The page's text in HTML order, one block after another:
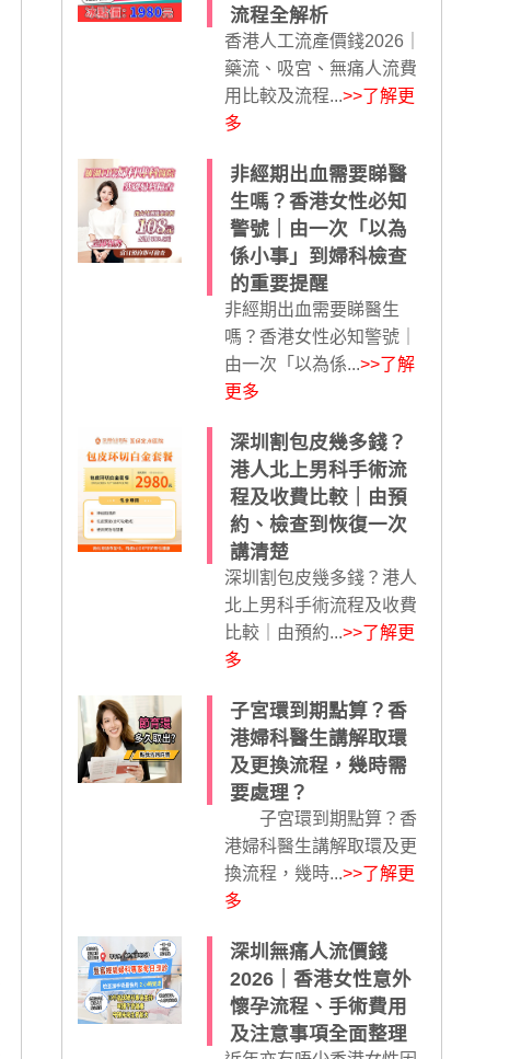
流程全解析
香港人工流產價錢2026｜
藥流、吸宮、無痛人流費
用比較及流程...>>了解更
多
非經期出血需要睇醫
生嗎？香港女性必知
警號｜由一次「以為
係小事」到婦科檢查
的重要提醒
非經期出血需要睇醫生
嗎？香港女性必知警號｜
由一次「以為係...>>了解
更多
深圳割包皮幾多錢？
港人北上男科手術流
程及收費比較｜由預
約、檢查到恢復一次
講清楚
深圳割包皮幾多錢？港人
北上男科手術流程及收費
比較｜由預約...>>了解更
多
子宮環到期點算？香
港婦科醫生講解取環
及更換流程，幾時需
要處理？
子宮環到期點算？香
港婦科醫生講解取環及更
換流程，幾時...>>了解更
多
深圳無痛人流價錢
2026｜香港女性意外
懷孕流程、手術費用
及注意事項全面整理